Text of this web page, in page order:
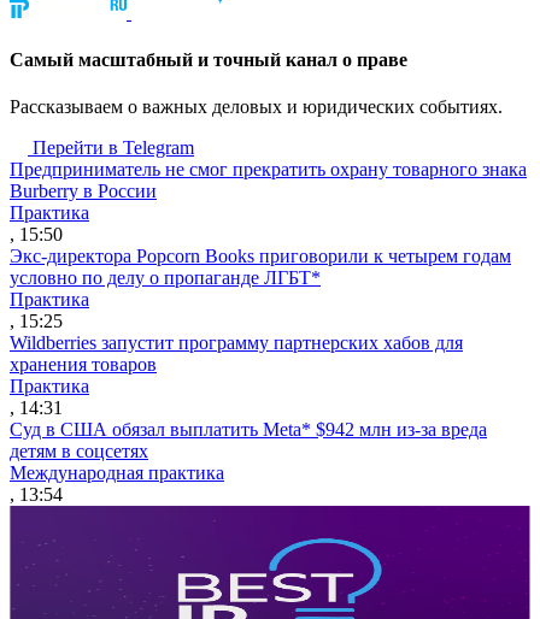
Cамый масштабный и точный канал о праве
Рассказываем о важных деловых и юридических событиях.
Перейти в Telegram
Предприниматель не смог прекратить охрану товарного знака
Burberry в России
Практика
, 15:50
Экс-директора Popcorn Books приговорили к четырем годам
условно по делу о пропаганде ЛГБТ*
Практика
, 15:25
Wildberries запустит программу партнерских хабов для
хранения товаров
Практика
, 14:31
Суд в США обязал выплатить Meta* $942 млн из-за вреда
детям в соцсетях
Международная практика
, 13:54